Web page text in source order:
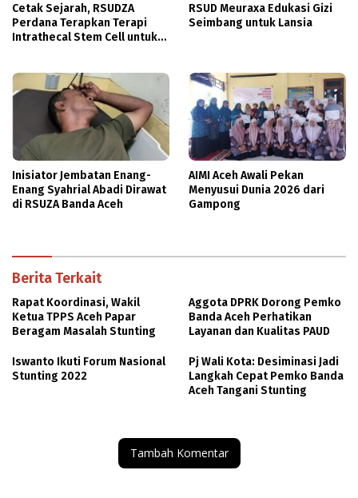
Cetak Sejarah, RSUDZA
Perdana Terapkan Terapi
Intrathecal Stem Cell untuk
RSUD Meuraxa Edukasi Gizi
Seimbang untuk Lansia
Inisiator Jembatan Enang-
Enang Syahrial Abadi Dirawat
di RSUZA Banda Aceh
AIMI Aceh Awali Pekan
Menyusui Dunia 2026 dari
Gampong
Berita Terkait
Rapat Koordinasi, Wakil
Ketua TPPS Aceh Papar
Beragam Masalah Stunting
Aggota DPRK Dorong Pemko
Banda Aceh Perhatikan
Layanan dan Kualitas PAUD
Iswanto Ikuti Forum Nasional
Stunting 2022
Pj Wali Kota: Desiminasi Jadi
Langkah Cepat Pemko Banda
Aceh Tangani Stunting
Tambah Komentar